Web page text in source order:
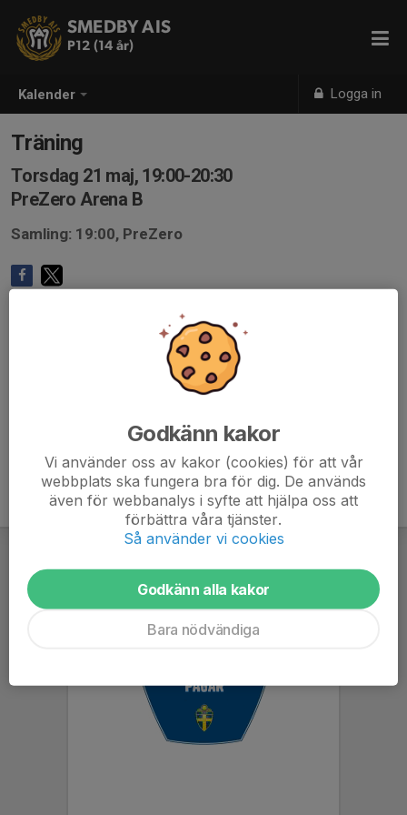
Kalender Logga in
SMEDBY AIS
P12 (14 år)
Träning
Torsdag 21 maj, 19:00-20:30
PreZero Arena B
Samling: 19:00, PreZero
Godkänn kakor
Vi använder oss av kakor (cookies) för att vår
webbplats ska fungera bra för dig. De används
även för webbanalys i syfte att hjälpa oss att
förbättra våra tjänster.
Så använder vi cookies
Godkänn alla kakor
Bara nödvändiga